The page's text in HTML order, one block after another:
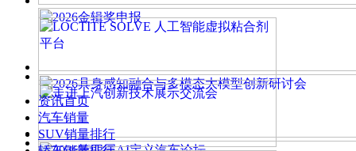
资讯首页
汽车销量
SUV销量排行